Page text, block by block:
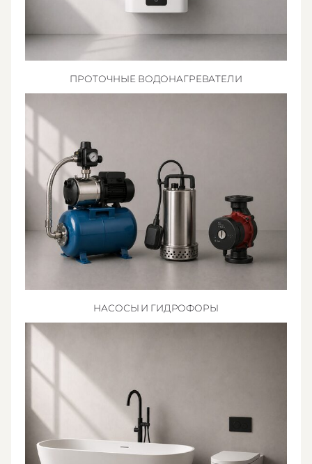
ПРОТОЧНЫЕ ВОДОНАГРЕВАТЕЛИ
НАСОСЫ И ГИДРОФОРЫ